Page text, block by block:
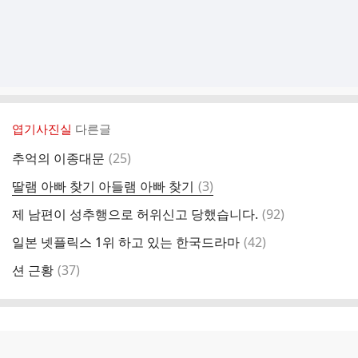
엽기사진실 다른글
추억의 이종대문 댓
(25)
딸램 아빠 찾기 아들램 아빠 찾기 댓
글
(3)
제 남편이 성추행으로 허위신고 당했습니다. 댓
(92)
일본 넷플릭스 1위 하고 있는 한국드라마 댓
(42)
션 근황 댓
(37)